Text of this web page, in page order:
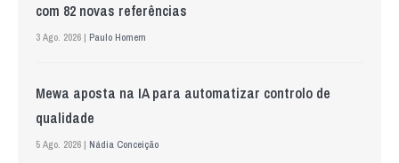
com 82 novas referências
3 Ago. 2026 | Paulo Homem
Mewa aposta na IA para automatizar controlo de
qualidade
5 Ago. 2026 | Nádia Conceição